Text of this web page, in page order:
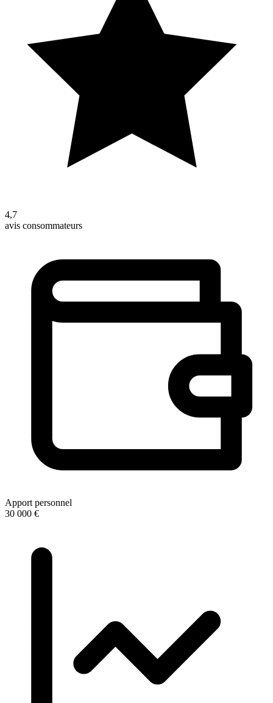
4,7
avis consommateurs
Apport personnel
30 000 €